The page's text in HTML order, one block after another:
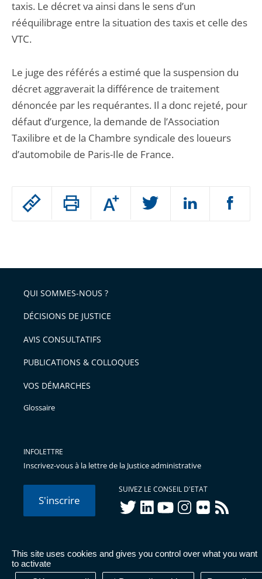
This site uses cookies and gives you control over what you want
to activate
Passer
arriver
après
Augmenter
ou
l'article
pour
avant
taxis. Le décret va ainsi dans le sens d’un
rééquilibrage entre la situation des taxis et celle des
VTC.
Le juge des référés a estimé que la suspension du
décret aggraverait la différence de traitement
dénoncée par les requérantes. Il a donc rejeté, pour
défaut d’urgence, la demande de l’Association
Taxilibre et de la Chambre syndicale des loueurs
d’automobile de Paris-Ile de France.
QUI SOMMES-NOUS ?
DÉCISIONS DE JUSTICE
AVIS CONSULTATIFS
PUBLICATIONS & COLLOQUES
VOS DÉMARCHES
Glossaire
INFOLETTRE
Inscrivez-vous à la lettre de la Justice administrative
S'inscrire
SUIVEZ LE CONSEIL D'ETAT
twitterlinkedInyoutubeinstagram
flickr rss
© Conseil d'État 2026 - Mentions légales
Données
personnelles-Publications administratives-Accessibilité :